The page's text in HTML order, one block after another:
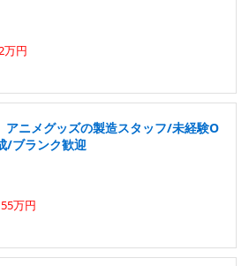
万円
アニメグッズの製造スタッフ/未経験O
/ブランク歓迎
万円